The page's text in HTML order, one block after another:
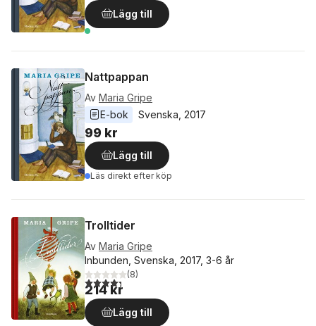
Lägg till
Nattpappan
Av Maria Gripe
E-bok
Svenska 2017
99 kr
Lägg till
Läs direkt efter köp
Trolltider
Av Maria Gripe
Inbunden, Svenska, 2017, 3-6 år
4,3utav 5 stjärnor. Totalt antal röster:
(8)
214 kr
Lägg till